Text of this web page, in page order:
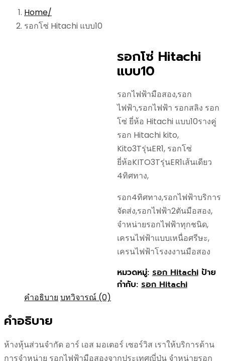
Home
รอกโซ่ Hitachi แบบ10
รอกโซ่ Hitachi
แบบ10
รอกไฟฟ้ามือสอง,รอก
ไฟฟ้า,รอกไฟฟ้า รอกสลิง รอก
โซ่ ยี่ห้อ Hitachi แบบ10รางคู่
รอก Hitachi kito,
Kito3Tรุ่นER1, รอกโซ่
ยี่ห้อKITO3Tรุ่นER1เส้นเดียว
4ทิศทาง,
รอก4ทิศทาง,รอกไฟฟ้าบริการ
จัดส่ง,รอกไฟฟ้า2ตันมือสอง,
จำหน่ายรอกไฟฟ้าทุกชนิด,
เครนไฟฟ้าแบบเหนื่อศรีษะ,
เครนไฟฟ้าโรงงงานมือสอง
หมวดหมู่:รอก Hitachi ป้าย
กำกับ:รอก Hitachi
คำอธิบาย บทวิจารณ์ (0)
คำอธิบาย
ห้างหุ้นส่วนจำกัด อาร์ เอส มอเตอร์ เซอร์วิส เราให้บริการด้าน
การจำหน่าย รอกไฟฟ้ามือสองจากประเทศญี่ปุ่น จำหน่ายรอก